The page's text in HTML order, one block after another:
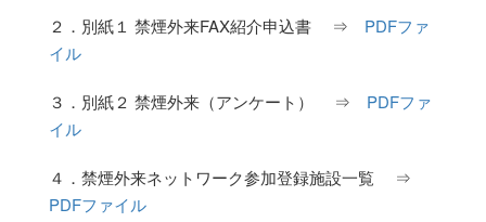
２．別紙１ 禁煙外来FAX紹介申込書 ⇒ PDFファ
イル
３．別紙２ 禁煙外来（アンケート） ⇒ PDFファ
イル
４．禁煙外来ネットワーク参加登録施設一覧 ⇒
PDFファイル